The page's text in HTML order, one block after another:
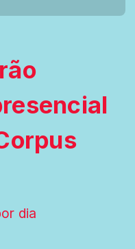
dia